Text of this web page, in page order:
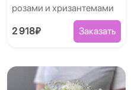
розами и хризантемами
2 918₽ Заказать